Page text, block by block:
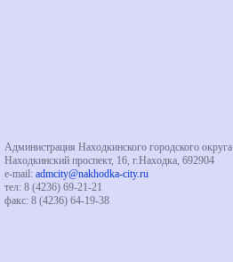
Администрация Находкинского городского округа
Находкинский проспект, 16, г.Находка, 692904
e-mail: admcity@nakhodka-city.ru
тел: 8 (4236) 69-21-21
факс: 8 (4236) 64-19-38